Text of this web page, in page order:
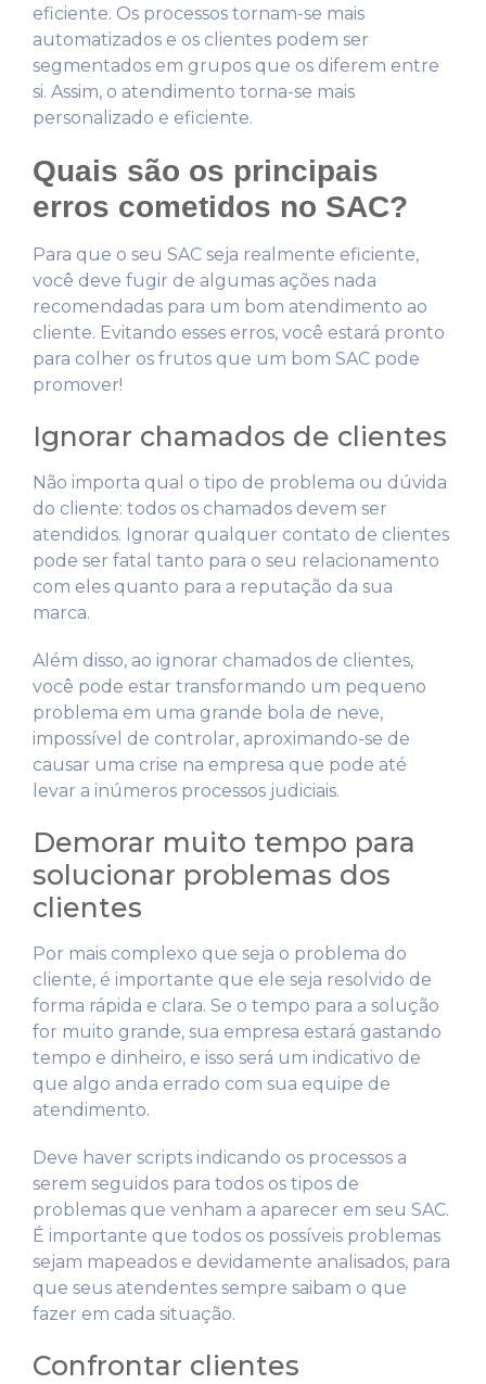
eficiente. Os processos tornam-se mais
automatizados e os clientes podem ser
segmentados em grupos que os diferem entre
si. Assim, o atendimento torna-se mais
personalizado e eficiente.
Quais são os principais
erros cometidos no SAC?
Para que o seu SAC seja realmente eficiente,
você deve fugir de algumas ações nada
recomendadas para um bom atendimento ao
cliente. Evitando esses erros, você estará pronto
para colher os frutos que um bom SAC pode
promover!
Ignorar chamados de clientes
Não importa qual o tipo de problema ou dúvida
do cliente: todos os chamados devem ser
atendidos. Ignorar qualquer contato de clientes
pode ser fatal tanto para o seu relacionamento
com eles quanto para a reputação da sua
marca.
Além disso, ao ignorar chamados de clientes,
você pode estar transformando um pequeno
problema em uma grande bola de neve,
impossível de controlar, aproximando-se de
causar uma crise na empresa que pode até
levar a inúmeros processos judiciais.
Demorar muito tempo para
solucionar problemas dos
clientes
Por mais complexo que seja o problema do
cliente, é importante que ele seja resolvido de
forma rápida e clara. Se o tempo para a solução
for muito grande, sua empresa estará gastando
tempo e dinheiro, e isso será um indicativo de
que algo anda errado com sua equipe de
atendimento.
Deve haver scripts indicando os processos a
serem seguidos para todos os tipos de
problemas que venham a aparecer em seu SAC.
É importante que todos os possíveis problemas
sejam mapeados e devidamente analisados, para
que seus atendentes sempre saibam o que
fazer em cada situação.
Confrontar clientes